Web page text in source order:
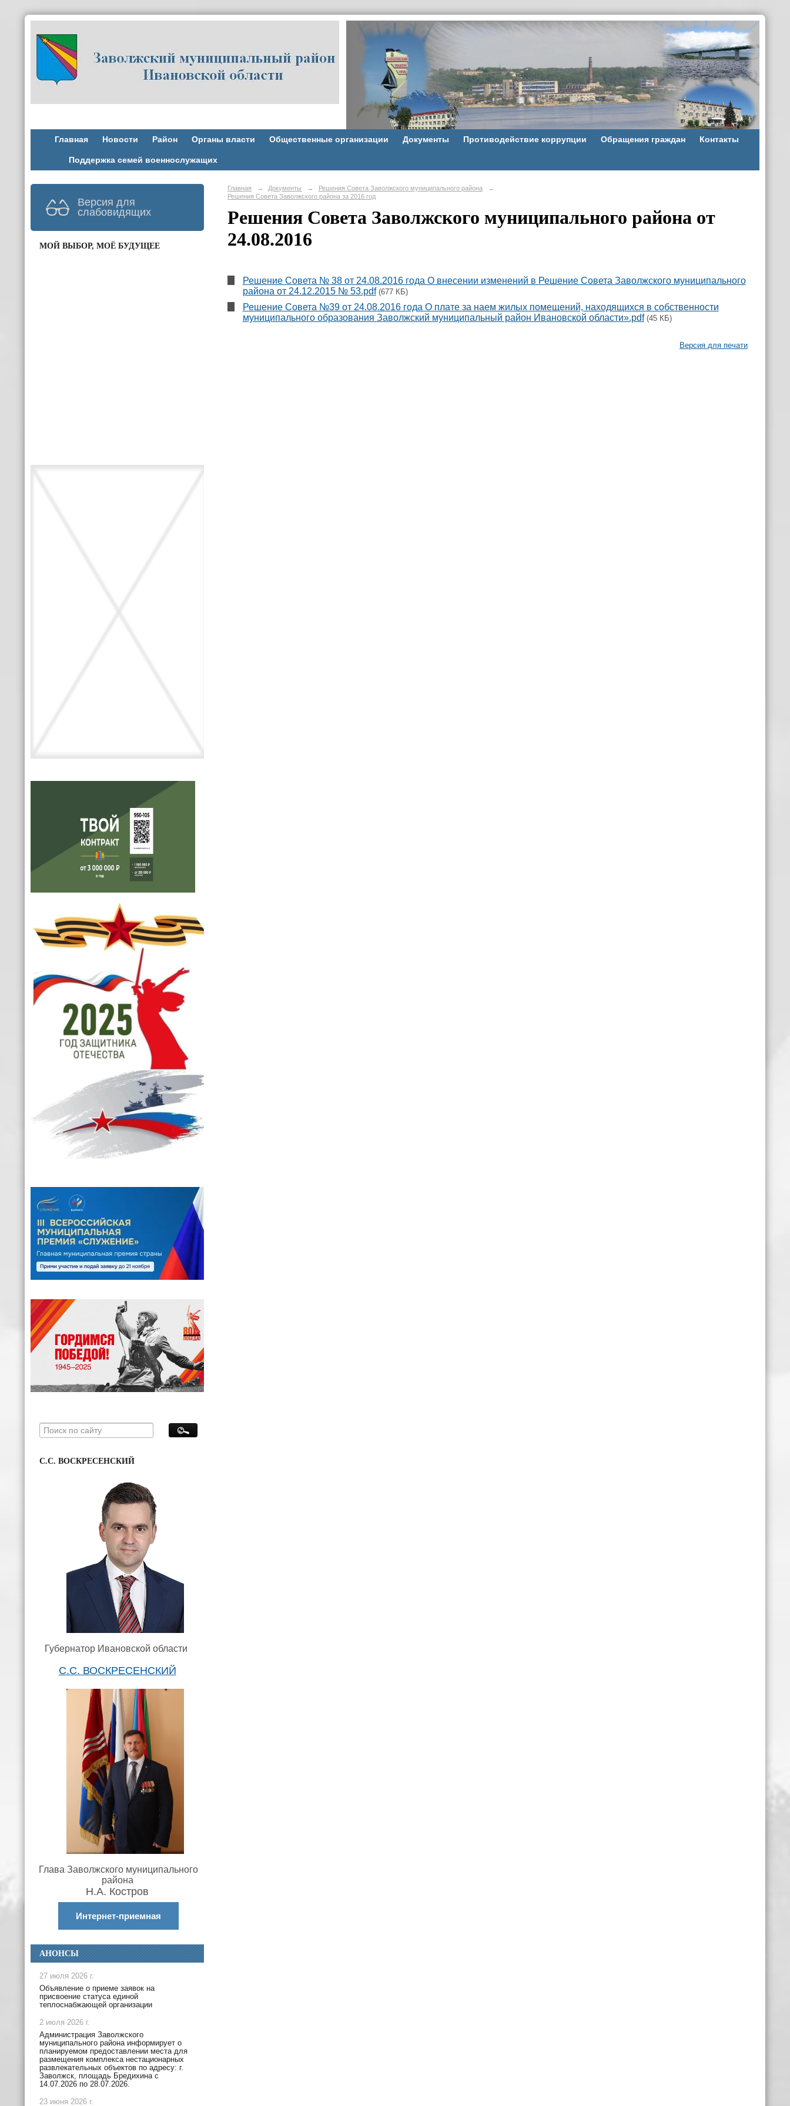
Главная Новости Район Органы власти Общественные организации Документы Противодействие коррупции Обращения граждан Контакты
Поддержка семей военнослужащих
Версия для
слабовидящих
МОЙ ВЫБОР, МОЁ БУДУЩЕЕ
С.С. ВОСКРЕСЕНСКИЙ
Губернатор Ивановской области
С.С. ВОСКРЕСЕНСКИЙ
Глава Заволжского муниципального
района
Н.А. Костров
Интернет-приемная
АНОНСЫ
27 июля 2026 г.
Объявление о приеме заявок на
присвоение статуса единой
теплоснабжающей организации
2 июля 2026 г.
Администрация Заволжского
муниципального района информирует о
планируемом предоставлении места для
размещения комплекса нестационарных
развлекательных объектов по адресу: г.
Заволжск, площадь Бредихина с
14.07.2026 по 28.07.2026.
23 июня 2026 г.
Главная → Документы → Решения Совета Заволжского муниципального района
→
Решения Совета Заволжского района за 2016 год
Решения Совета Заволжского муниципального района от
24.08.2016
Решение Совета № 38 от 24.08.2016 года О внесении изменений в Решение Совета Заволжского муниципального
района от 24.12.2015 № 53.pdf (677 КБ)
Решение Совета №39 от 24.08.2016 года О плате за наем жилых помещений, находящихся в собственности
муниципального образования Заволжский муниципальный район Ивановской области».pdf (45 КБ)
Версия для печати